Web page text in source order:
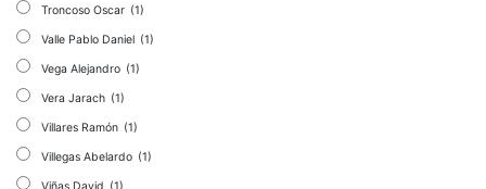
Troncoso Oscar (1)
Valle Pablo Daniel (1)
Vega Alejandro (1)
Vera Jarach (1)
Villares Ramón (1)
Villegas Abelardo (1)